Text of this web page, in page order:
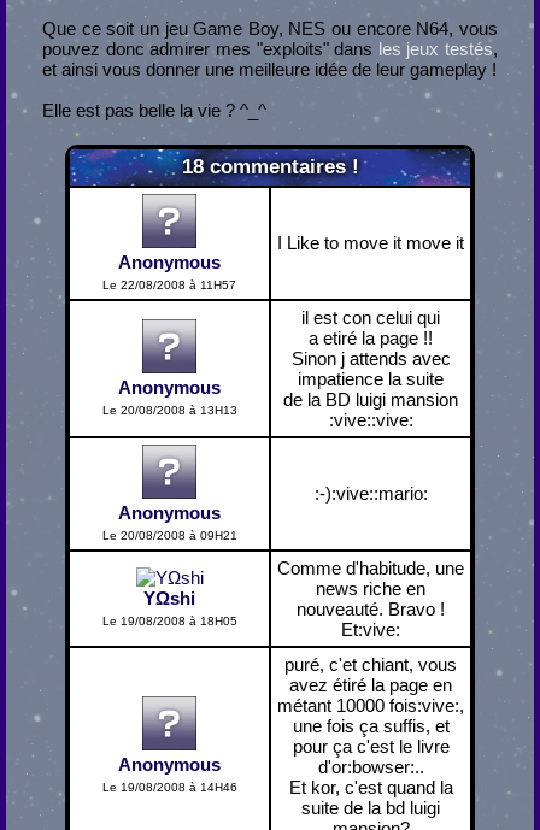
Que ce soit un jeu Game Boy, NES ou encore N64, vous
pouvez donc admirer mes "exploits" dans les jeux testés,
et ainsi vous donner une meilleure idée de leur gameplay !
Elle est pas belle la vie ? ^_^
18commentaires !
Anonymous
Le 22/08/2008 à 11H57
I Like to move it move it
Anonymous
Le 20/08/2008 à 13H13
il est con celui qui
a etiré la page !!
Sinon j attends avec
impatience la suite
de la BD luigi mansion
:vive::vive:
Anonymous
Le 20/08/2008 à 09H21
:-):vive::mario:
YΩshi
Le 19/08/2008 à 18H05
Comme d'habitude, une
news riche en
nouveauté. Bravo !
Et:vive:
Anonymous
Le 19/08/2008 à 14H46
puré, c'et chiant, vous
avez étiré la page en
métant 10000 fois:vive:,
une fois ça suffis, et
pour ça c'est le livre
d'or:bowser:..
Et kor, c'est quand la
suite de la bd luigi